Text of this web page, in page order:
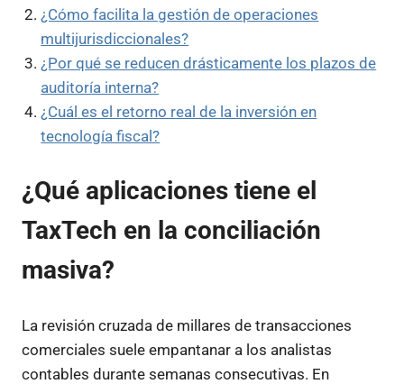
¿Cómo facilita la gestión de operaciones
multijurisdiccionales?
¿Por qué se reducen drásticamente los plazos de
auditoría interna?
¿Cuál es el retorno real de la inversión en
tecnología fiscal?
¿Qué aplicaciones tiene el
TaxTech en la conciliación
masiva?
La revisión cruzada de millares de transacciones
comerciales suele empantanar a los analistas
contables durante semanas consecutivas. En